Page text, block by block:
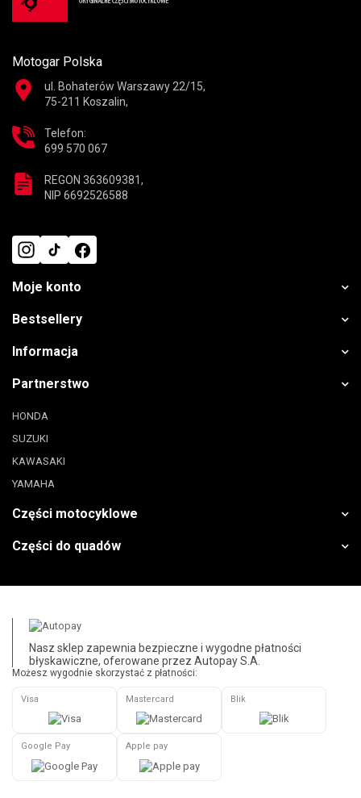
Motogar Polska
ul. Bohaterów Warszawy 22/15,
75-211 Koszalin,
Telefon:
699 570 067
REGON 363609381,
NIP 6692526588
Moje konto
Bestsellery
Informacja
Partnerstwo
HONDA
SUZUKI
KAWASAKI
YAMAHA
Części motocyklowe
Części do quadów
Nasz sklep zapewnia bezpieczne i wygodne płatności
błyskawiczne, oferowane przez Autopay S.A.
Możesz wygodnie skorzystać z płatności:
Visa Mastercard Blik
Google Pay Apple pay